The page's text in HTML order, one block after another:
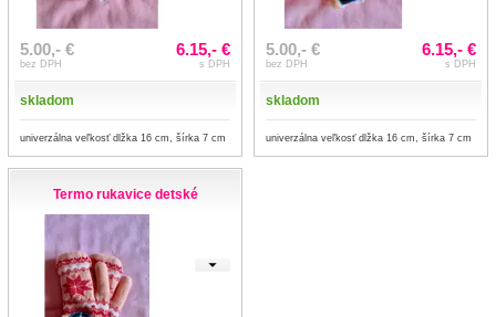
5.00,- €
bez DPH
6.15,- €
s DPH
skladom
univerzálna veľkosť dlžka 16 cm, šírka 7 cm
5.00,- €
bez DPH
6.15,- €
s DPH
skladom
univerzálna veľkosť dlžka 16 cm, šírka 7 cm
Termo rukavice detské